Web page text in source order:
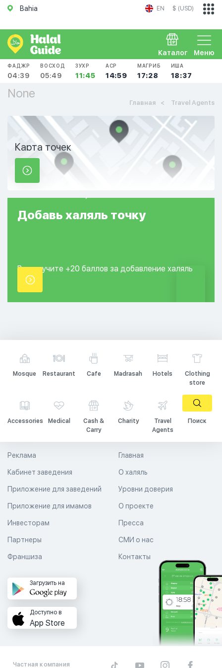
Bahia EN $ (USD)
Меню
Каталог
ФАДЖР
04:39
ВОСХОД
05:49
ЗУХР
11:45
АСР
14:59
МАГРИБ
17:28
ИША
18:37
None
Главная Travel Agents
Карта точек
Добавь халяль точку
Вы получите +20 баллов за добавление халяль
точки.
Mosque Restaurant Cafe Madrasah Hotels
Clothing
store
Accessories Medical
Cash &
Carry
Charity
Travel
Agents
Поиск
Главная
О халяль
Уровни доверия
Реклама
Кабинет заведения
Приложение для заведений
Приложение для имамов О проекте
Пресса
СМИ о нас
Контакты
Инвесторам
Партнеры
Франшиза
Загрузить на
Доступно в
App Store
Частная компания